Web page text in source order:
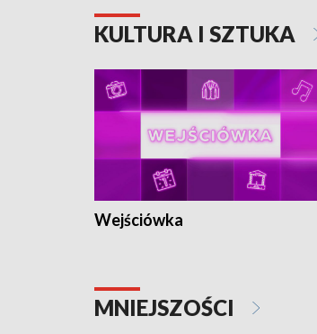
KULTURA I SZTUKA
Wejściówka
MNIEJSZOŚCI